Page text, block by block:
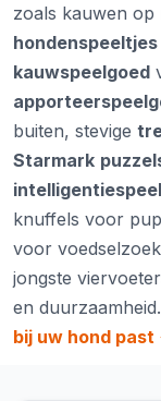
zoals kauwen op
hondenspeeltjes
kauwspeelgoed
buiten, stevige
Starmark
knuffels voor
voor
jongste
en duurzaamheid.
bij uw hond past